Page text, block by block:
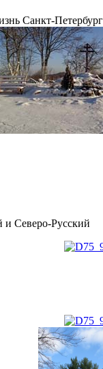
Санкт-
Северо-Русский